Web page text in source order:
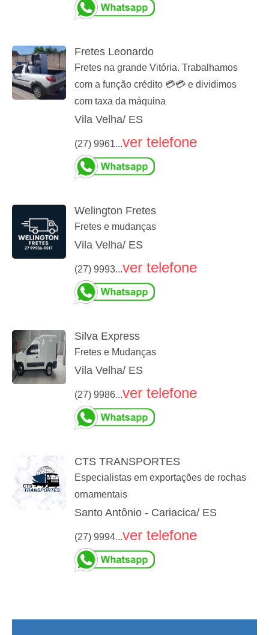
Fretes Leonardo
Fretes na grande Vitória. Trabalhamos
com a função crédito 💳💳 e dividimos
com taxa da máquina
Vila Velha/ ES
(27) 9961...ver telefone
Welington Fretes
Fretes e mudanças
Vila Velha/ ES
(27) 9993...ver telefone
Silva Express
Fretes e Mudanças
Vila Velha/ ES
(27) 9986...ver telefone
CTS TRANSPORTES
Especialistas em exportações de rochas
ornamentais
Santo Antônio - Cariacica/ ES
(27) 9994...ver telefone